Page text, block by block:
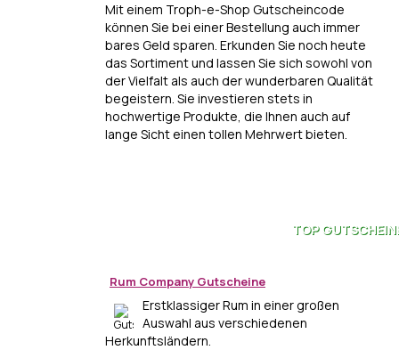
Mit einem Troph-e-Shop Gutscheincode
können Sie bei einer Bestellung auch immer
bares Geld sparen. Erkunden Sie noch heute
das Sortiment und lassen Sie sich sowohl von
der Vielfalt als auch der wunderbaren Qualität
begeistern. Sie investieren stets in
hochwertige Produkte, die Ihnen auch auf
lange Sicht einen tollen Mehrwert bieten.
TOP
Rum Company Gutscheine
Erstklassiger Rum in einer großen
Auswahl aus verschiedenen
Herkunftsländern.